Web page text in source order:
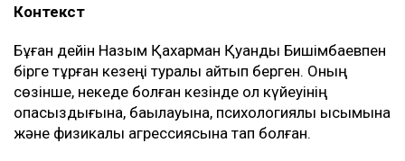
Контекст
Бұған дейін Назым Қахарман Қуандық Бишімбаевпен
бірге тұрған кезеңі туралы айтып берген. Оның
сөзінше, некеде болған кезінде ол күйеуінің
опасыздығына, бақылауына, психологиялық қысымына
және физикалық агрессиясына тап болған.